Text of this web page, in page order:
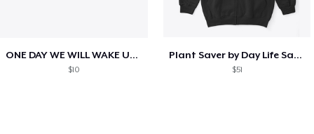
ONE DAY WE WILL WAKE UP TO HIS OBITUARY
$10
Plant Saver by Day Life Saver by Night
$51